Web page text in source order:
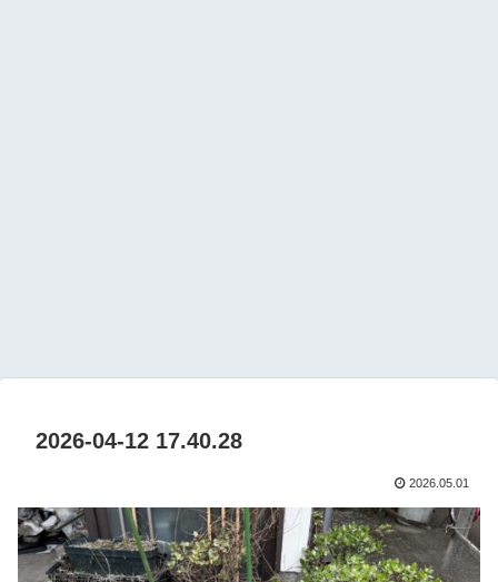
2026-04-12 17.40.28
2026.05.01